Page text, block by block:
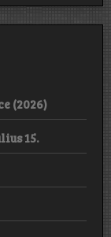
(2026)
15.